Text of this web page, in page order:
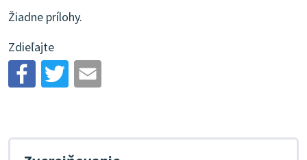
Žiadne prílohy.
Zdieľajte